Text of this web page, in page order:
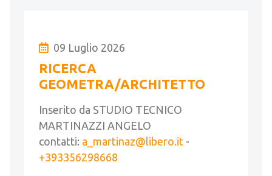
09 Luglio 2026
RICERCA
GEOMETRA/ARCHITETTO
Inserito da STUDIO TECNICO
MARTINAZZI ANGELO
contatti: a_martinaz@libero.it -
+393356298668